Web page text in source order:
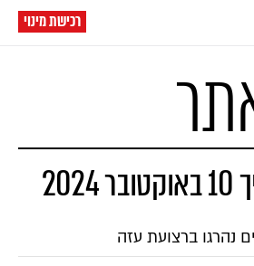
רכישת מינוי
נהרגו ברצועת עזה